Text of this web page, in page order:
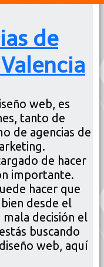
de
web, es
tanto de
de agencias de
de hacer
importante.
hacer que
desde el
decisión el
buscando
web, aquí